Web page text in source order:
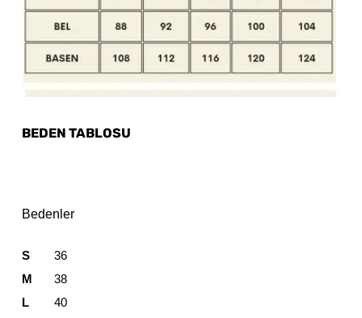
BEDEN TABLOSU
Bedenler
S
36
M
38
L
40